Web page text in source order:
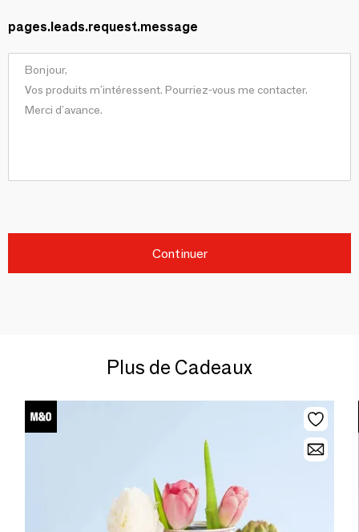
pages.leads.request.message
Continuer
Plus de Cadeaux